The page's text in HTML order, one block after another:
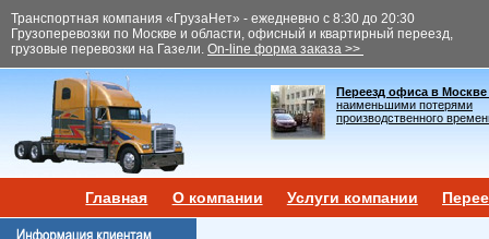
Транспортная компания «ГрузаНет» - ежедневно с 8:30 до 20:30
Грузоперевозки по Москве и области, офисный и квартирный переезд,
грузовые перевозки на Газели. On-line форма заказа >>
Переезд офиса в Москве
наименьшими потерями
производственного
Главная О компании Услуги компании